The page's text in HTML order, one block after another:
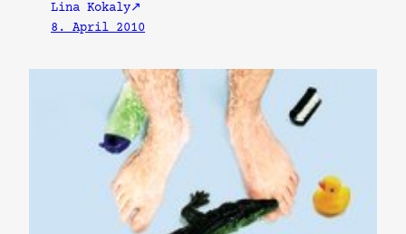
Lina Kokaly
8. April 2010